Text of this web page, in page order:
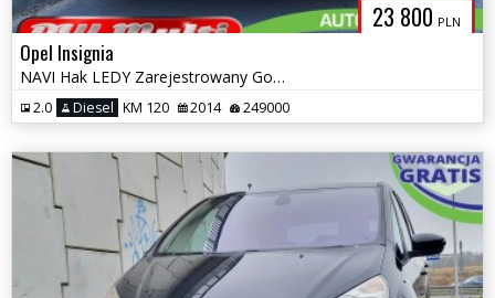
23 800 PLN
Opel Insignia
NAVI Hak LEDY Zarejestrowany Gotowy do jazdy ZAMIANA GWARANCJA!
2.0 Diesel KM 120 2014 249000